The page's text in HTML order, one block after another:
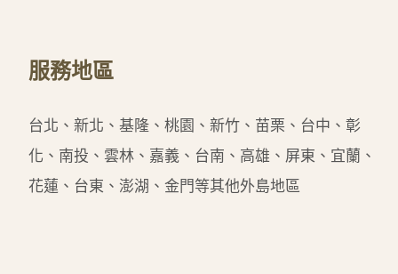
服務地區
台北、新北、基隆、桃園、新竹、苗栗、台中、彰
化、南投、雲林、嘉義、台南、高雄、屏東、宜蘭、
花蓮、台東、澎湖、金門等其他外島地區